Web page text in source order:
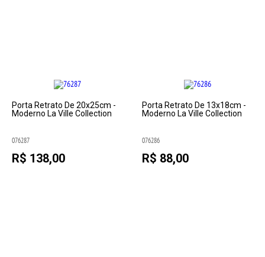
Porta Retrato De 20x25cm -
Moderno La Ville Collection
076287
R$ 138,00
Porta Retrato De 13x18cm -
Moderno La Ville Collection
076286
R$ 88,00